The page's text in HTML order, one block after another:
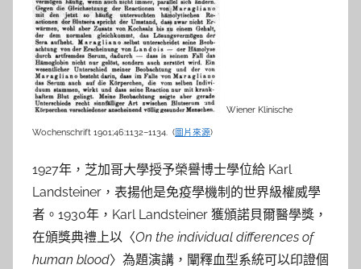
Wiener Klinische
Wochenschrift 1901;46:1132–1134. (圖片來源)
1927年，芝加哥大學授予榮譽博士學位給 Karl
Landsteiner，表揚他是免疫學機制的世界級權威學
者。1930年，Karl Landsteiner 獲頒諾貝爾醫學獎，
在頒獎典禮上以〈On the individual differences of
human blood〉為題演講，闡釋血型系統可以印證個